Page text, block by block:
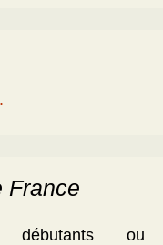
France
débutants ou